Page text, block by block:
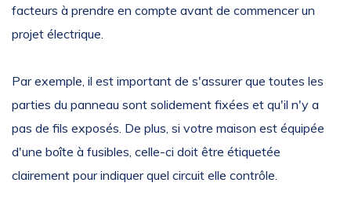
facteurs à prendre en compte avant de commencer un
projet électrique.
Par exemple, il est important de s'assurer que toutes les
parties du panneau sont solidement fixées et qu'il n'y a
pas de fils exposés. De plus, si votre maison est équipée
d'une boîte à fusibles, celle-ci doit être étiquetée
clairement pour indiquer quel circuit elle contrôle.